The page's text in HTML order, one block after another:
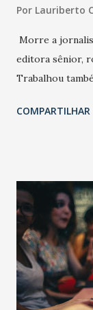
Por Lauriberto
Morre a
editora sênior,
Trabalhou
COMPARTILHAR